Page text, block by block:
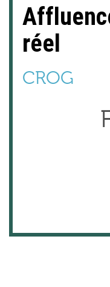
réel
CROG